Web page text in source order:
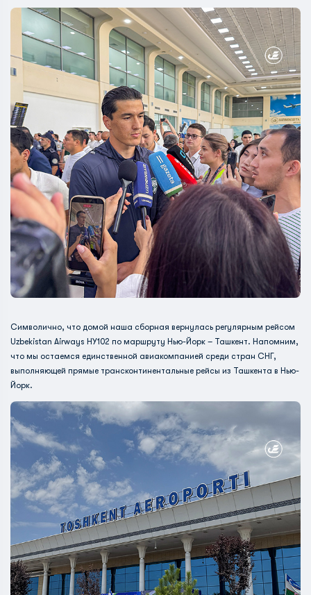
Символично, что домой наша сборная вернулась регулярным рейсом
Uzbekistan Airways HY102 по маршруту Нью-Йорк – Ташкент. Напомним,
что мы остаемся единственной авиакомпанией среди стран СНГ,
выполняющей прямые трансконтинентальные рейсы из Ташкента в Нью-
Йорк.